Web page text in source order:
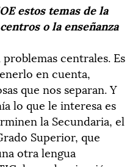
estos temas de la
o la enseñanza
centrales. Es
en cuenta,
que nos separan. Y
lo que le interesa es
la Secundaria, el
Superior, que
otra lengua